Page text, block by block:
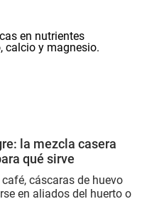
la mezcla casera
qué sirve
cáscaras de huevo
en aliados del huerto o